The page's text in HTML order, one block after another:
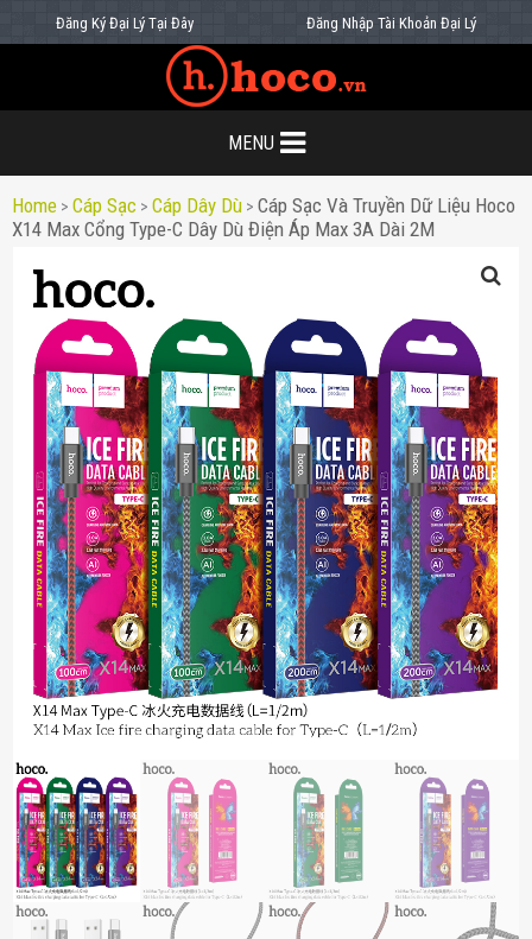
Đăng Ký Đại Lý Tại Đây Đăng Nhập Tài Khoản Đại Lý
MENU
Home > Cáp Sạc > Cáp Dây Dù > Cáp Sạc Và Truyền Dữ Liệu Hoco
X14 Max Cổng Type-C Dây Dù Điện Áp Max 3A Dài 2M